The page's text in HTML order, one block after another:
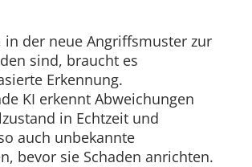
in der neue Angriffsmuster zur
sind, braucht es
Erkennung.
KI erkennt Abweichungen
in Echtzeit und
auch unbekannte
bevor sie Schaden anrichten.